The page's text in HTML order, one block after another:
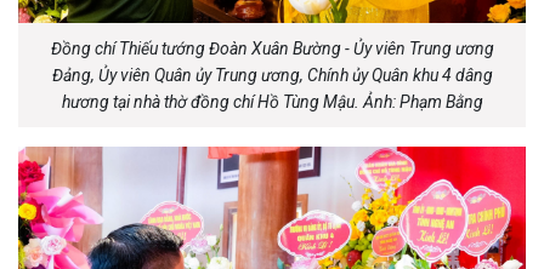
Đồng chí Thiếu tướng Đoàn Xuân Bường - Ủy viên Trung ương
Đảng, Ủy viên Quân ủy Trung ương, Chính ủy Quân khu 4 dâng
hương tại nhà thờ đồng chí Hồ Tùng Mậu. Ảnh: Phạm Bằng